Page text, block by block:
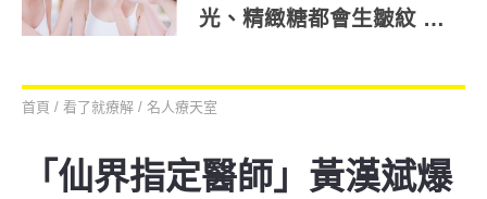
光、精緻糖都會生皺紋 注
首頁 / 看了就療解 / 名人療天室
「仙界指定醫師」黃漢斌爆